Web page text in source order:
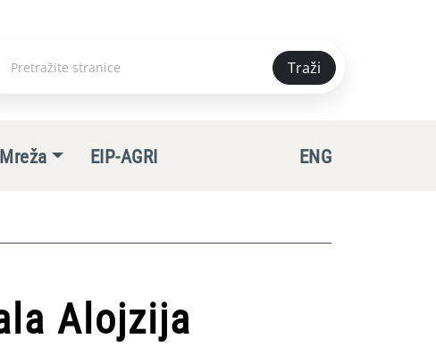
Traži
EIP-AGRI ENG
Alojzija